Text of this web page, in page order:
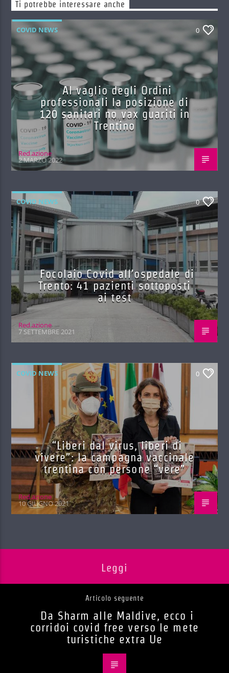
Ti potrebbe interessare anche
COVID NEWS 0
Al vaglio degli Ordini
professionali la posizione di
120 sanitari no vax guariti in
Trentino
Red.azione
2 MARZO 2022
COVID NEWS 0
Focolaio Covid all’ospedale di
Trento: 41 pazienti sottoposti
ai test
Red.azione
7 SETTEMBRE 2021
COVID NEWS 0
“Liberi dal virus, liberi di
vivere”: la campagna vaccinale
trentina con persone “vere”
Red.azione
10 GIUGNO 2021
Leggi
Articolo seguente
Da Sharm alle Maldive, ecco i
corridoi covid free verso le mete
turistiche extra Ue